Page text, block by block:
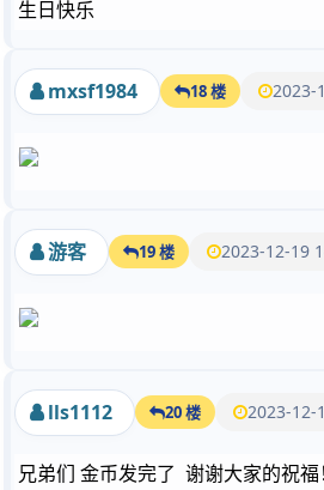
生日快乐
mxsf1984 18 楼 2023-
游客 19 楼 2023-12-19
lls1112 20 楼 2023-12-
兄弟们 金币发完了 谢谢大家的祝福